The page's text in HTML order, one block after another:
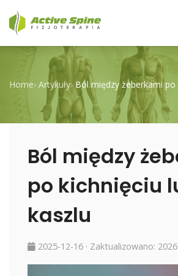
Home› Artykuły› Ból między żeberkami po
Ból między
po kichnięciu
kaszlu
2025-12-16 · Zaktualizowano: